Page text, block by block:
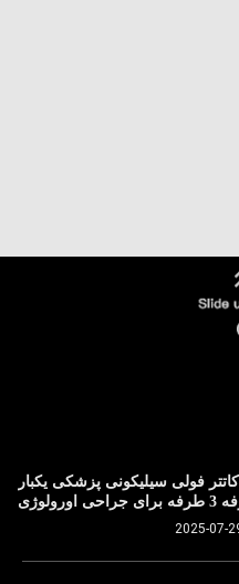
کاتتر فولی سیلیکونی پزشکی یکبار
2025-07-